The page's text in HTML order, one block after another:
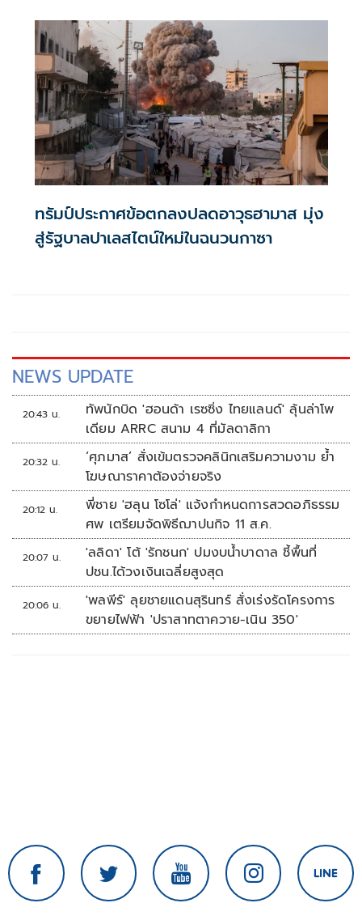
ทรัมป์ประกาศข้อตกลงปลดอาวุธฮามาส มุ่ง
สู่รัฐบาลปาเลสไตน์ใหม่ในฉนวนกาซา
NEWS UPDATE
20:43 น.
ทัพนักบิด 'ฮอนด้า เรซซิ่ง ไทยแลนด์' ลุ้นล่าโพ
เดียม ARRC สนาม 4 ที่มัลดาลิกา
20:32 น.
‘ศุภมาส’ สั่งเข้มตรวจคลินิกเสริมความงาม ย้ำ
โฆษณาราคาต้องจ่ายจริง
20:12 น.
พี่ชาย 'ฮลุน โซโล่' แจ้งกำหนดการสวดอภิธรรม
ศพ เตรียมจัดพิธีฌาปนกิจ 11 ส.ค.
20:07 น.
'ลลิดา' โต้ 'รักชนก' ปมงบน้ำบาดาล ชี้พื้นที่
ปชน.ได้วงเงินเฉลี่ยสูงสุด
20:06 น.
'พลพีร์' ลุยชายแดนสุรินทร์ สั่งเร่งรัดโครงการ
ขยายไฟฟ้า 'ปราสาทตาควาย-เนิน 350'